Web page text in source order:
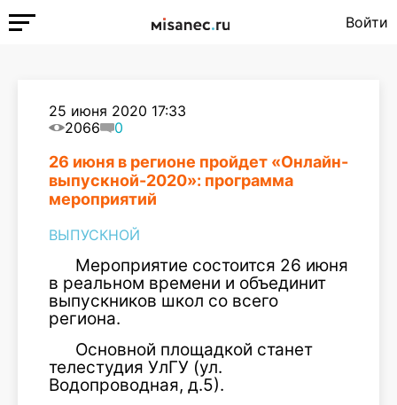
Войти
25 июня 2020 17:33
2066
0
26 июня в регионе пройдет «Онлайн-
выпускной-2020»: программа
мероприятий
ВЫПУСКНОЙ
Мероприятие состоится 26 июня
в реальном времени и объединит
выпускников школ со всего
региона.
Основной площадкой станет
телестудия УлГУ (ул.
Водопроводная, д.5).